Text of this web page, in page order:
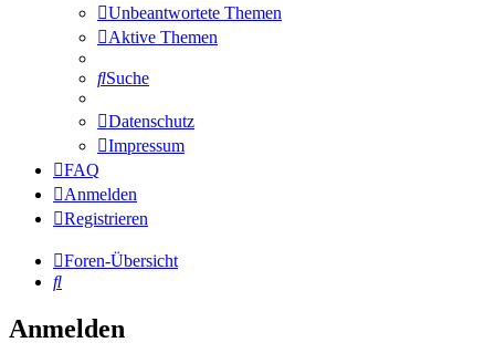
Unbeantwortete Themen
Aktive Themen
Suche
Datenschutz
Impressum
FAQ
Anmelden
Registrieren
Foren-Übersicht
Suche
Anmelden